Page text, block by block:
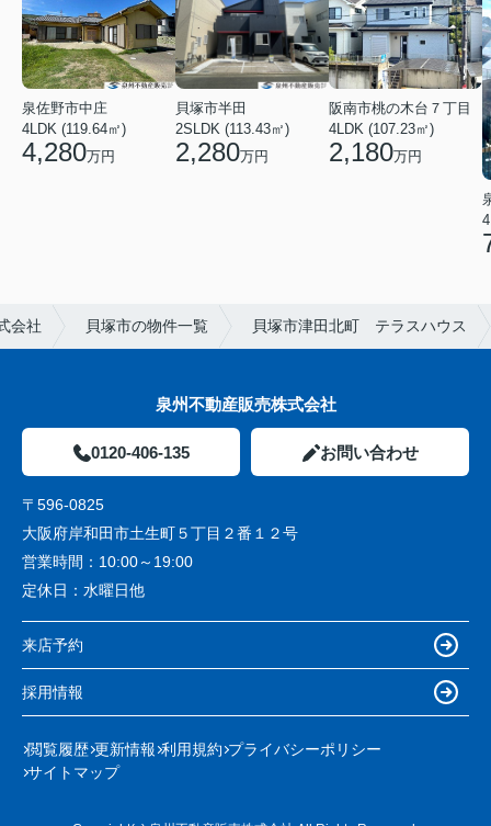
泉佐野市中庄
4LDK (119.64㎡)
4,280万円
貝塚市半田
2SLDK (113.43㎡)
2,280万円
阪南市桃の木台７丁目
4LDK (107.23㎡)
2,180万円
会社 貝塚市の物件一覧 貝塚市津田北町 テラスハウス
泉州不動産販売株式会社
0120-406-135 お問い合わせ
〒596-0825
大阪府岸和田市土生町５丁目２番１２号
営業時間： 10:00～19:00
定休日： 水曜日他
来店予約
採用情報
閲覧履歴 更新情報 利用規約 プライバシーポリシー
サイトマップ